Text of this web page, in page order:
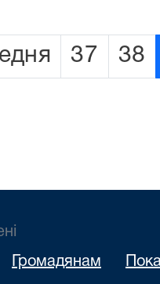
37 38
Громадянам